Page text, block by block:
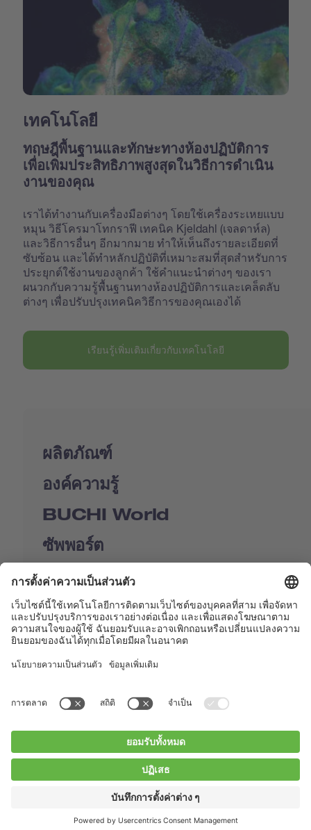
เทคโนโลยี
ทฤษฎีพื้นฐานและทักษะทางห้องปฏิบัติการ
เพื่อเพิ่มประสิทธิภาพสูงสุดในวิธีการดำเนิน
งานของคุณ
เราได้ทำงานกับเครื่องมือต่างๆ โดยใช้เครื่องระเหยแบบ
หมุน วิธีโครมาโทกราฟี เทคนิค Kjeldahl (เจลดาห์ล)
และวิธีการอื่นๆ อีกมากมาย ทำให้เห็นถึงรายละเอียดที่
ซับซ้อน และได้ทำหลักปฏิบัติที่เหมาะสมที่สุดสำหรับการ
ประยุกต์ใช้งานของลูกค้า ใช้คำแนะนำต่างๆ ของเรา
ผนวกกับความรู้พื้นฐานทางห้องปฏิบัติการและเคล็ดลับ
ต่างๆ เพื่อปรับปรุงเทคนิควิธีการของคุณเองได้
เรียนรู้เพิ่มเติมเกี่ยวกับเทคโนโลยี
ผลิตภัณฑ์
องค์ความรู้
BUCHI World
ซัพพอร์ต
Shop
Contact us
BUCHI Worldwide
Blogs
LinkedinInstagramTwitter Youtube